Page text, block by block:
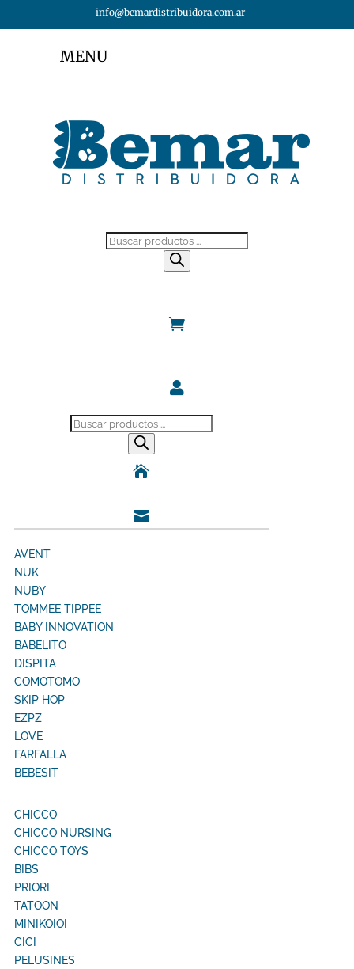
info@bemardistribuidora.com.ar
MENU
Búsqueda


Búsqueda


AVENT
NUK
NUBY
TOMMEE TIPPEE
BABY INNOVATION
BABELITO
DISPITA
COMOTOMO
SKIP HOP
EZPZ
LOVE
FARFALLA
BEBESIT
CHICCO
CHICCO NURSING
CHICCO TOYS
BIBS
PRIORI
TATOON
MINIKOIOI
CICI
PELUSINES